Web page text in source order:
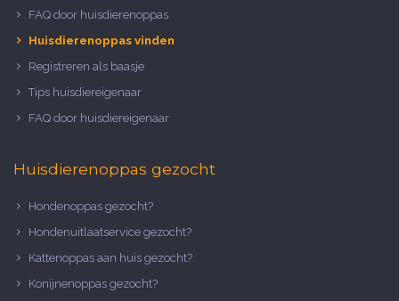
FAQ door huisdierenoppas
Huisdierenoppas vinden
Registreren als baasje
Tips huisdiereigenaar
FAQ door huisdiereigenaar
Huisdierenoppas gezocht
Hondenoppas gezocht?
Hondenuitlaatservice gezocht?
Kattenoppas aan huis gezocht?
Konijnenoppas gezocht?